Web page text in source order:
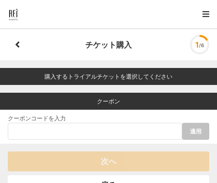
チケット購入 1 /6
購入するトライアルチケットを選択してください
クーポン
クーポンコードを入力
適用
次へ